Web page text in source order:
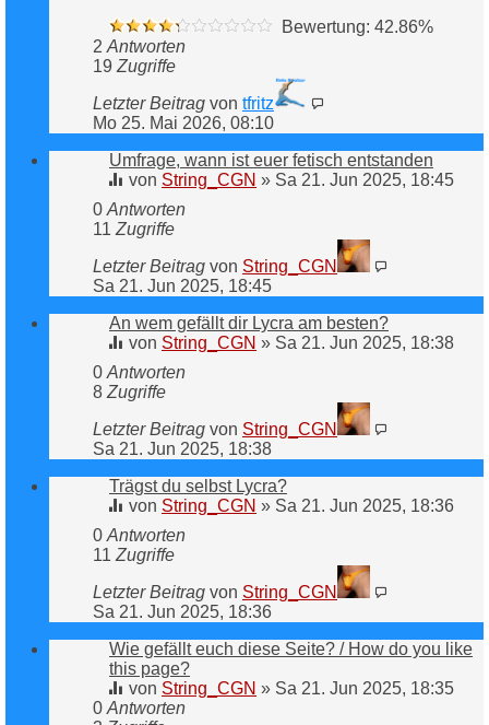
Bewertung: 42.86%
2 Antworten
19 Zugriffe
Letzter Beitrag von tfritz
Mo 25. Mai 2026, 08:10
Umfrage, wann ist euer fetisch entstanden
von String_CGN » Sa 21. Jun 2025, 18:45
0 Antworten
11 Zugriffe
Letzter Beitrag von String_CGN
Sa 21. Jun 2025, 18:45
An wem gefällt dir Lycra am besten?
von String_CGN » Sa 21. Jun 2025, 18:38
0 Antworten
8 Zugriffe
Letzter Beitrag von String_CGN
Sa 21. Jun 2025, 18:38
Trägst du selbst Lycra?
von String_CGN » Sa 21. Jun 2025, 18:36
0 Antworten
11 Zugriffe
Letzter Beitrag von String_CGN
Sa 21. Jun 2025, 18:36
Wie gefällt euch diese Seite? / How do you like
this page?
von String_CGN » Sa 21. Jun 2025, 18:35
0 Antworten